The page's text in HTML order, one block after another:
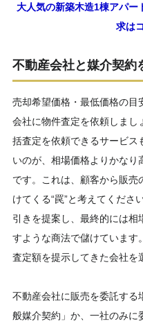
大人気の新築木造1棟アパー
求は
不動産会社と媒介契約
売却希望価格・最低価格の目
会社に物件査定を依頼しまし
括査定を依頼できるサービス
いのが、相場価格よりかなり
です。これは、顧客から販
けてくる“罠”と考えてくださ
引きを提案し、最終的には
すような商法で儲けています
査定額を提示してきた会社を
不動産会社に販売を委託する
般媒介契約」か、一社のみに